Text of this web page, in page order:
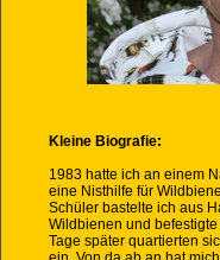
Kleine Biografie:
1983 hatte ich an einem
eine Nisthilfe für
Schüler bastelte ich aus
Wildbienen und
Tage später quartierten